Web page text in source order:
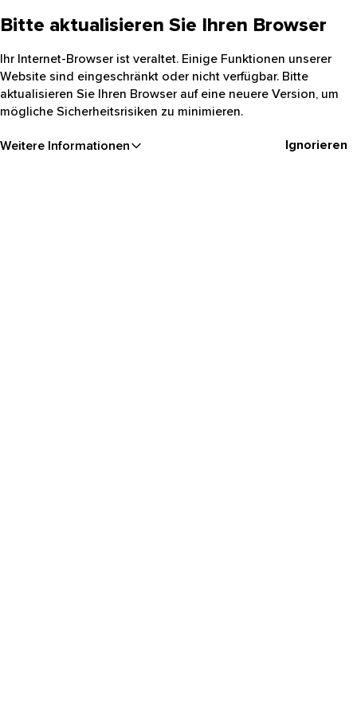
Bitte aktualisieren Sie Ihren Browser
Ihr Internet-Browser ist veraltet. Einige Funktionen unserer
Website sind eingeschränkt oder nicht verfügbar. Bitte
aktualisieren Sie Ihren Browser auf eine neuere Version, um
mögliche Sicherheitsrisiken zu minimieren.
Weitere Informationen Ignorieren